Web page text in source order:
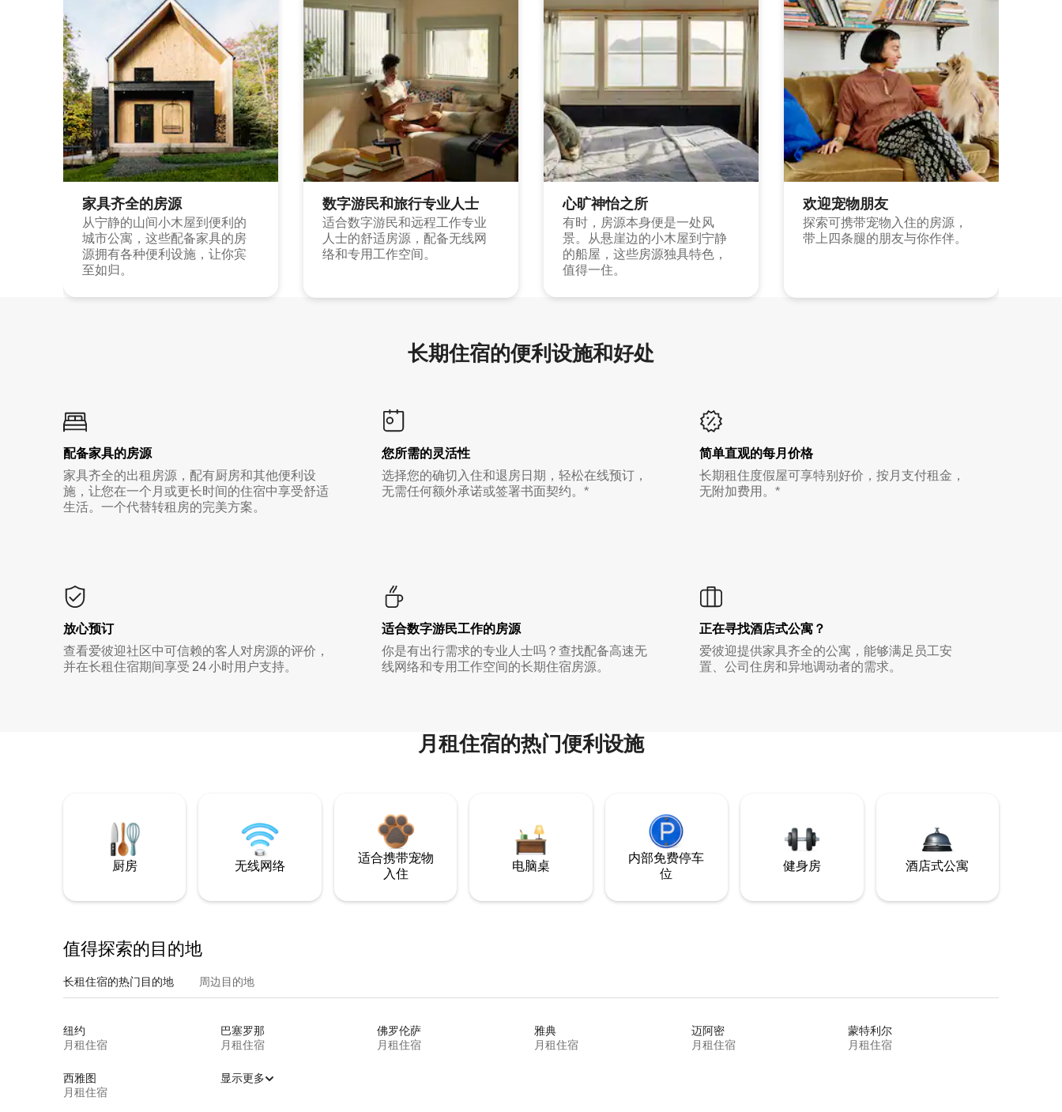
家具齐全的房源
从宁静的山间小木屋到便利的
城市公寓，这些配备家具的房
源拥有各种便利设施，让你宾
至如归。
数字游民和旅行专业人士
适合数字游民和远程工作专业
人士的舒适房源，配备无线网
络和专用工作空间。
心旷神怡之所
有时，房源本身便是一处风
景。从悬崖边的小木屋到宁静
的船屋，这些房源独具特色，
值得一住。
欢迎宠物朋友
探索可携带宠物入住的房源，
带上四条腿的朋友与你作伴。
长期住宿的便利设施和好处
配备家具的房源
家具齐全的出租房源，配有厨房和其他便利设
施，让您在一个月或更长时间的住宿中享受舒适
生活。一个代替转租房的完美方案。
您所需的灵活性
选择您的确切入住和退房日期，轻松在线预订，
无需任何额外承诺或签署书面契约。*
简单直观的每月价格
长期租住度假屋可享特别好价，按月支付租金，
无附加费用。*
放心预订
查看爱彼迎社区中可信赖的客人对房源的评价，
并在长租住宿期间享受 24 小时用户支持。
适合数字游民工作的房源
你是有出行需求的专业人士吗？查找配备高速无
线网络和专用工作空间的长期住宿房源。
正在寻找酒店式公寓？
爱彼迎提供家具齐全的公寓，能够满足员工安
置、公司住房和异地调动者的需求。
月租住宿的热门便利设施
厨房 无线网络
适合携带宠物
入住
电脑桌
内部免费停车
位
健身房 酒店式公寓
值得探索的目的地
长租住宿的热门目的地 周边目的地
纽约
月租住宿
巴塞罗那
月租住宿
佛罗伦萨
月租住宿
雅典
月租住宿
迈阿密
月租住宿
蒙特利尔
月租住宿
西雅图
月租住宿
显示更多